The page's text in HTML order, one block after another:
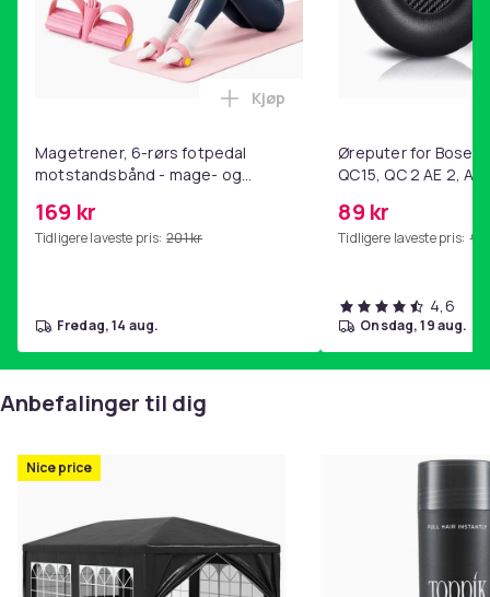
11060
Artikkel nr.
735149d8-e67a-4822-b5d7-b51168040ce3
Produktsikkerhetsinformasjon
Magetrener, 6-rørs fotpedal
motstandsbånd - mage- og
hjemmegymnastikk Pink
169 kr
Tidligere laveste pris: 201 kr
Legg Magetrener, 6-rørs
Kjøp
fredag, 14 aug.
Øreputer for Bose
QC15, QC 2 AE 2, AE
89 kr
Tidligere laveste pris: 99
4,6
onsdag, 19 aug.
Anbefalinger til dig
Nice price